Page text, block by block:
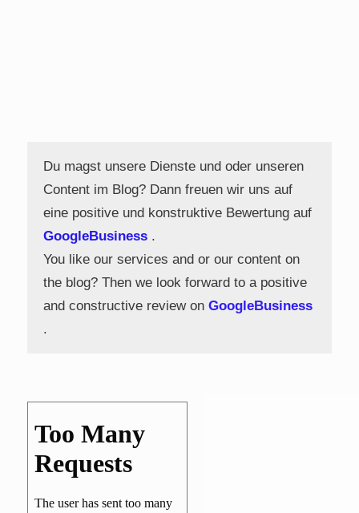
Du magst unsere Dienste und oder unseren
Content im Blog? Dann freuen wir uns auf
eine positive und konstruktive Bewertung auf
GoogleBusiness .
You like our services and or our content on
the blog? Then we look forward to a positive
and constructive review on GoogleBusiness
.